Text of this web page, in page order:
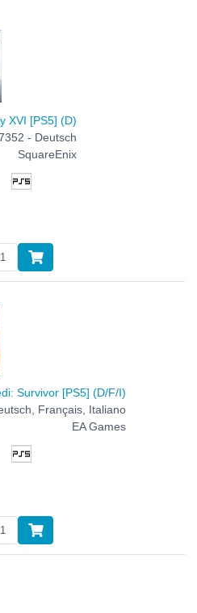
XVI [PS5] (D)
- Deutsch
SquareEnix
Survivor [PS5] (D/F/I)
Français, Italiano
EA Games